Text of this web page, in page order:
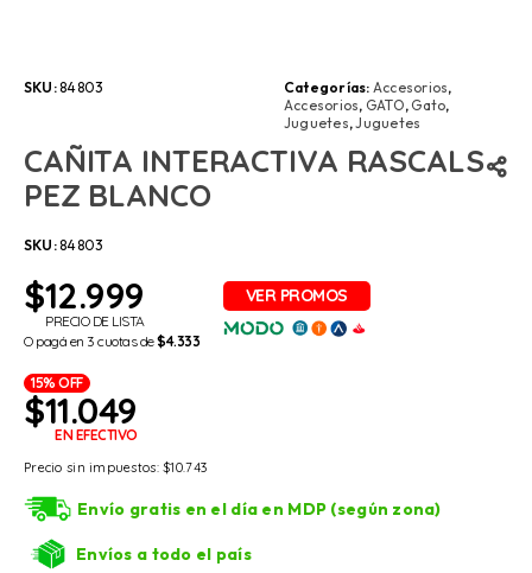
SKU:84803 Categorías: Accesorios,
Accesorios, GATO, Gato,
Juguetes,Juguetes
CAÑITA INTERACTIVA RASCALS
PEZ BLANCO
SKU:84803
$12.999
PRECIO DE LISTA
O pagá en 3 cuotas de$4.333
15% OFF
$11.049
EN EFECTIVO
Precio sin impuestos:$10.743
Envío gratis en el día en MDP (según zona)
Envíos a todo el país